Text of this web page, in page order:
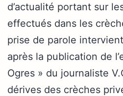
d’actualité portant sur
effectués dans les
prise de parole
après la publication de
Ogres » du journaliste
dérives des crèches